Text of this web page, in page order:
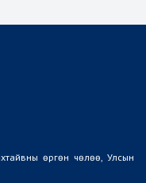
өргөн чөлөө, Улсын